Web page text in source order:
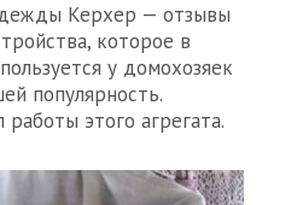
Керхер — отзывы
которое в
у домохозяек
популярность.
этого агрегата.